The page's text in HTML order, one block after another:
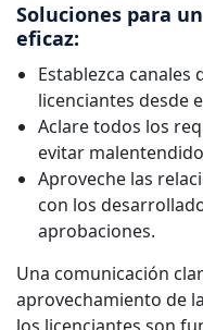
Soluciones para
eficaz:
Establezca
licenciantes desde
Aclare todos los
evitar
Aproveche las
con los
aprobaciones.
Una comunicación
aprovechamiento de